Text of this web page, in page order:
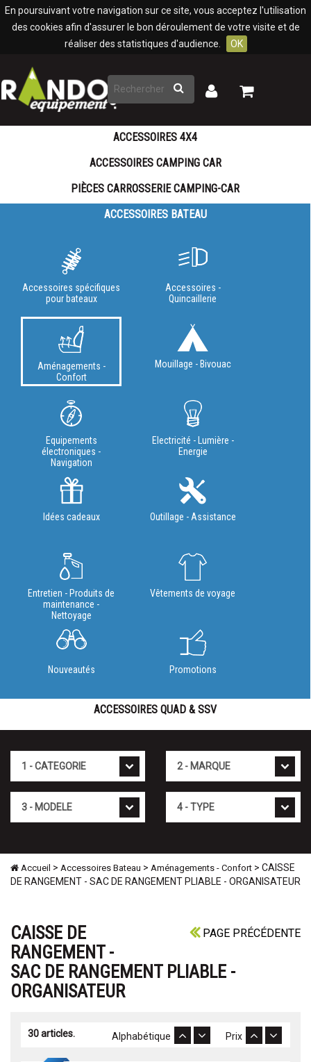
En poursuivant votre navigation sur ce site, vous acceptez l'utilisation
des cookies afin d'assurer le bon déroulement de votre visite et de
réaliser des statistiques d'audience.
OK
Rechercher
Mon
Mon
ACCESSOIRES 4X4
ACCESSOIRES CAMPING CAR
PIÈCES CARROSSERIE CAMPING-CAR
ACCESSOIRES BATEAU
Accessoires spécifiques
pour bateaux
Accessoires -
Quincaillerie
Aménagements -
Confort
Mouillage - Bivouac
Equipements
électroniques -
Navigation
Electricité - Lumière -
Energie
Idées cadeaux Outillage - Assistance
Entretien - Produits de
maintenance -
Nettoyage
Vêtements de voyage
Nouveautés Promotions
ACCESSOIRES QUAD & SSV
Accueil > Accessoires Bateau > Aménagements - Confort > CAISSE
DE RANGEMENT - SAC DE RANGEMENT PLIABLE - ORGANISATEUR
PAGE PRÉCÉDENTE
CAISSE DE
RANGEMENT -
SAC DE RANGEMENT PLIABLE -
ORGANISATEUR
30 articles. Prix
Alphabétique
Panneau de gestion des cookies